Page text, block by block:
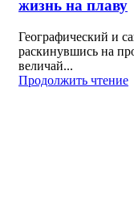
жизнь на плаву
Географический и
раскинувшись на
величай...
Продолжить чтение